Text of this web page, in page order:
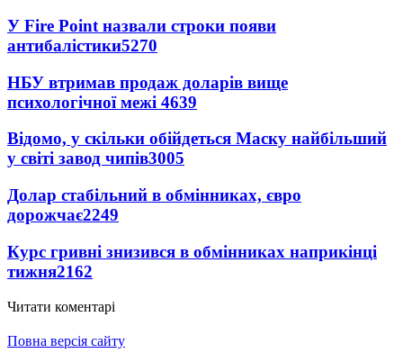
У Fire Point назвали строки появи
антибалістики5270
НБУ втримав продаж доларів вище
психологічної межі 4639
Відомо, у скільки обійдеться Маску найбільший
у світі завод чипів3005
Долар стабільний в обмінниках, євро
дорожчає2249
Курс гривні знизився в обмінниках наприкінці
тижня2162
Читати коментарі
Повна версія сайту